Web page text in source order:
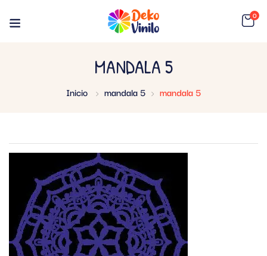
0
MANDALA 5
Inicio mandala 5 mandala 5